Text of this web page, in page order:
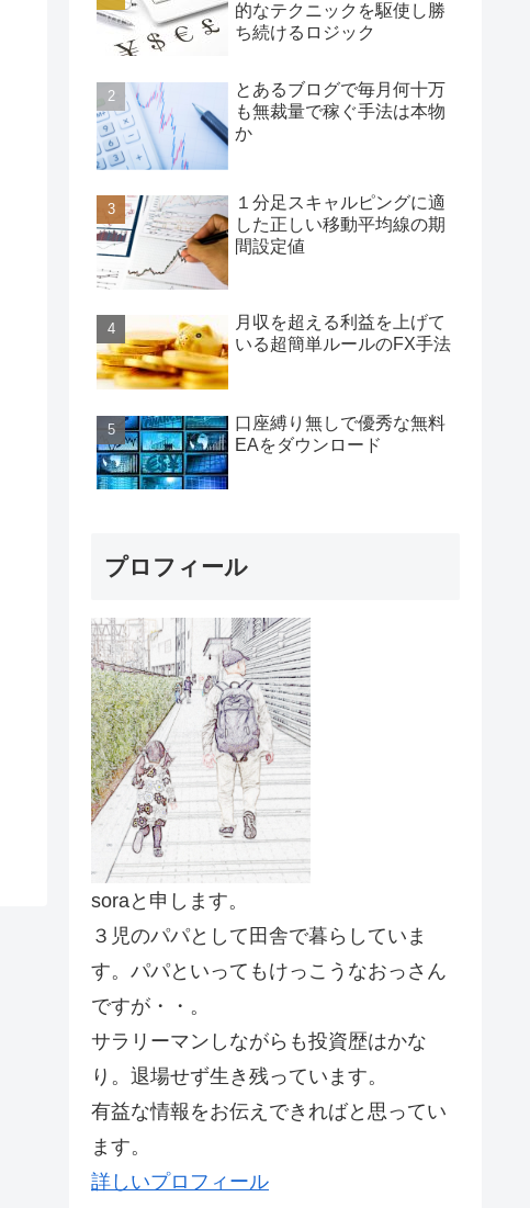
的なテクニックを駆使し勝
ち続けるロジック
とあるブログで毎月何十万
も無裁量で稼ぐ手法は本物
か
１分足スキャルピングに適
した正しい移動平均線の期
間設定値
月収を超える利益を上げて
いる超簡単ルールのFX手法
口座縛り無しで優秀な無料
EAをダウンロード
プロフィール
soraと申します。
３児のパパとして田舎で暮らしていま
す。パパといってもけっこうなおっさん
ですが・・。
サラリーマンしながらも投資歴はかな
り。退場せず生き残っています。
有益な情報をお伝えできればと思ってい
ます。
詳しいプロフィール